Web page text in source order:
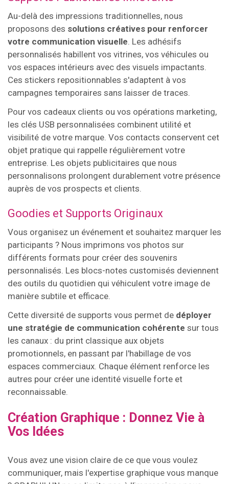
Au-delà des impressions traditionnelles, nous
proposons des solutions créatives pour renforcer
votre communication visuelle. Les adhésifs
personnalisés habillent vos vitrines, vos véhicules ou
vos espaces intérieurs avec des visuels impactants.
Ces stickers repositionnables s'adaptent à vos
campagnes temporaires sans laisser de traces.
Pour vos cadeaux clients ou vos opérations marketing,
les clés USB personnalisées combinent utilité et
visibilité de votre marque. Vos contacts conservent cet
objet pratique qui rappelle régulièrement votre
entreprise. Les objets publicitaires que nous
personnalisons prolongent durablement votre présence
auprès de vos prospects et clients.
Goodies et Supports Originaux
Vous organisez un événement et souhaitez marquer les
participants ? Nous imprimons vos photos sur
différents formats pour créer des souvenirs
personnalisés. Les blocs-notes customisés deviennent
des outils du quotidien qui véhiculent votre image de
manière subtile et efficace.
Cette diversité de supports vous permet de déployer
une stratégie de communication cohérente sur tous
les canaux : du print classique aux objets
promotionnels, en passant par l'habillage de vos
espaces commerciaux. Chaque élément renforce les
autres pour créer une identité visuelle forte et
reconnaissable.
Création Graphique : Donnez Vie à
Vos Idées
Vous avez une vision claire de ce que vous voulez
communiquer, mais l'expertise graphique vous manque